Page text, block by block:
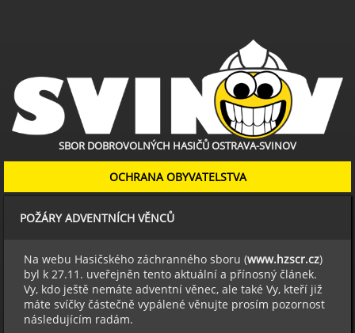
SBOR DOBROVOLNÝCH HASIČŮ OSTRAVA-SVINOV
OCHRANA OBYVATELSTVA
POŽÁRY ADVENTNÍCH VĚNCŮ
Na webu Hasičského záchranného sboru (www.hzscr.cz)
byl k 27.11. uveřejněn tento aktuální a přínosný článek.
Vy, kdo ještě nemáte adventní věnec, ale také Vy, kteří již
máte svíčky částečně vypálené věnujte prosím pozornost
následujícím radám.